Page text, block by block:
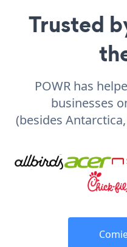
Trusted
POWR has
businesses
(besides